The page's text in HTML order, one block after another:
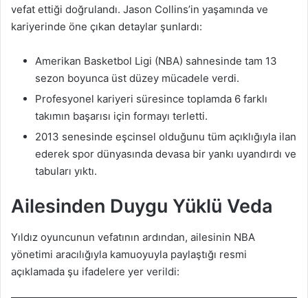
vefat ettiği doğrulandı. Jason Collins’in yaşamında ve
kariyerinde öne çıkan detaylar şunlardı:
Amerikan Basketbol Ligi (NBA) sahnesinde tam 13
sezon boyunca üst düzey mücadele verdi.
Profesyonel kariyeri süresince toplamda 6 farklı
takımın başarısı için formayı terletti.
2013 senesinde eşcinsel olduğunu tüm açıklığıyla ilan
ederek spor dünyasında devasa bir yankı uyandırdı ve
tabuları yıktı.
Ailesinden Duygu Yüklü Veda
Yıldız oyuncunun vefatının ardından, ailesinin NBA
yönetimi aracılığıyla kamuoyuyla paylaştığı resmi
açıklamada şu ifadelere yer verildi: